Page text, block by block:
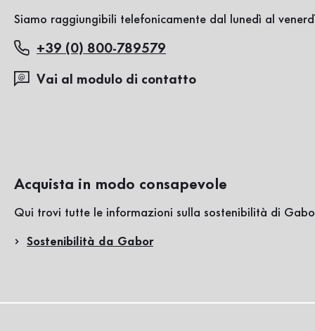
Siamo raggiungibili telefonicamente dal lunedì al
+39 (0) 800-789579
Vai al modulo di contatto
Acquista in modo consapevole
Qui trovi tutte le informazioni sulla sostenibilità di
Sostenibilità da Gabor